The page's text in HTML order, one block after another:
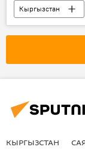
Кыргызстан
балдар
КЫРГЫЗСТАН